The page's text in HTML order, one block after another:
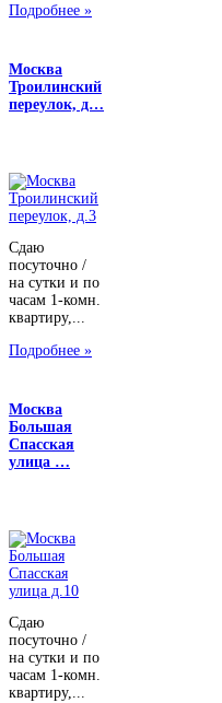
Подробнее »
Москва
Троилинский
переулок, д…
Сдаю
посуточно /
на сутки и по
часам 1-комн.
квартиру,...
Подробнее »
Москва
Большая
Спасская
улица …
Сдаю
посуточно /
на сутки и по
часам 1-комн.
квартиру,...